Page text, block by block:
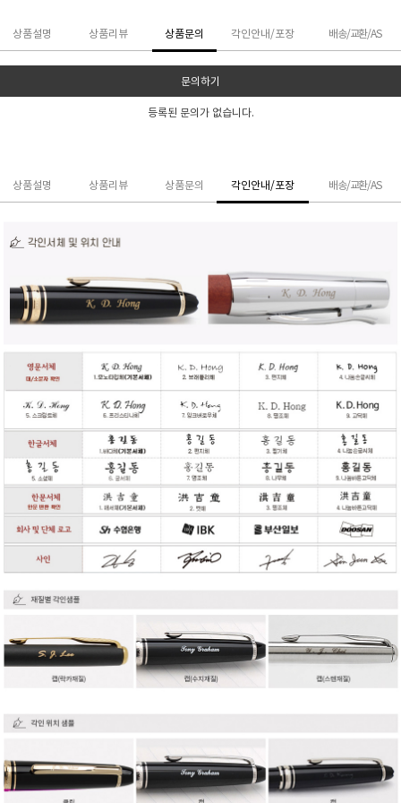
상품설명 상품리뷰 상품문의 각인안내/포장 배송/교환/AS
문의하기
등록된 문의가 없습니다.
상품설명 상품리뷰 상품문의 각인안내/포장 배송/교환/AS